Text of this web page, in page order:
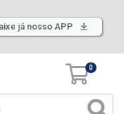
já nosso APP
0